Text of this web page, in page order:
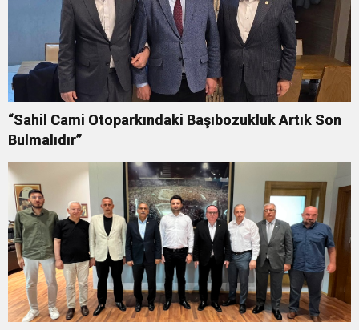
“Sahil Cami Otoparkındaki Başıbozukluk Artık Son
Bulmalıdır”